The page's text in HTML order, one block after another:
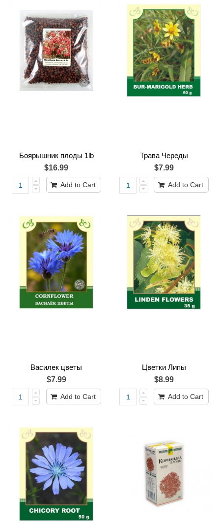
Боярышник плоды 1lb
$16.99
Add to Cart
Трава Череды
$7.99
Add to Cart
Василек цветы
$7.99
Add to Cart
Цветки Липы
$8.99
Add to Cart